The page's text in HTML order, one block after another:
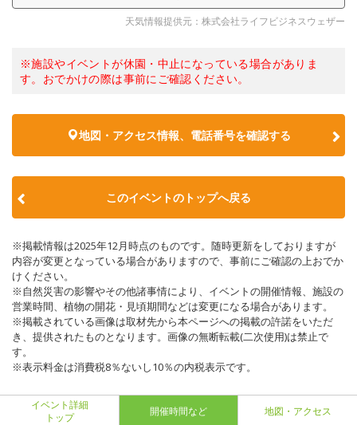
天気情報提供元：株式会社ライフビジネスウェザー
※施設やイベントが休園・中止になっている場合がありま
す。おでかけの際は事前にご確認ください。
地図・アクセス情報、電話番号を確認する
このイベントのトップへ戻る
※掲載情報は2025年12月時点のものです。随時更新をしておりますが
内容が変更となっている場合がありますので、事前にご確認の上おでか
けください。
※自然災害の影響やその他諸事情により、イベントの開催情報、施設の
営業時間、植物の開花・見頃期間などは変更になる場合があります。
※掲載されている画像は取材先から本ページへの掲載の許諾をいただ
き、提供されたものとなります。画像の無断転載(二次使用)は禁止で
す。
※表示料金は消費税8％ないし10％の内税表示です。
イベント詳細
トップ
開催時間など 地図・アクセス